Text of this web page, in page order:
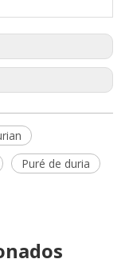
Puré de duria